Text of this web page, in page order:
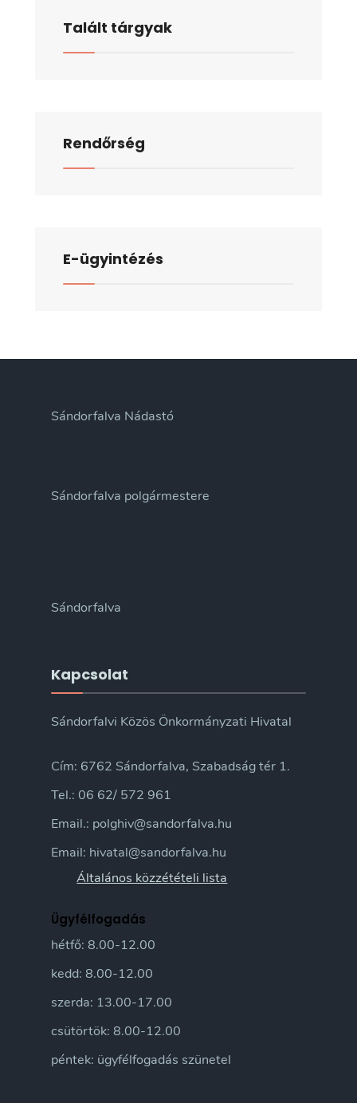
Talált tárgyak
Rendőrség
E-ügyintézés
Sándorfalva Nádastó
Sándorfalva polgármestere
Sándorfalva
Kapcsolat
Sándorfalvi Közös Önkormányzati Hivatal
Cím: 6762 Sándorfalva, Szabadság tér 1.
Tel.: 06 62/ 572 961
Email.: polghiv@sandorfalva.hu
Email: hivatal@sandorfalva.hu
Általános közzétételi lista
Ügyfélfogadás
hétfő: 8.00-12.00
kedd: 8.00-12.00
szerda: 13.00-17.00
csütörtök: 8.00-12.00
péntek: ügyfélfogadás szünetel